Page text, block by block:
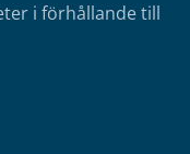
i förhållande till